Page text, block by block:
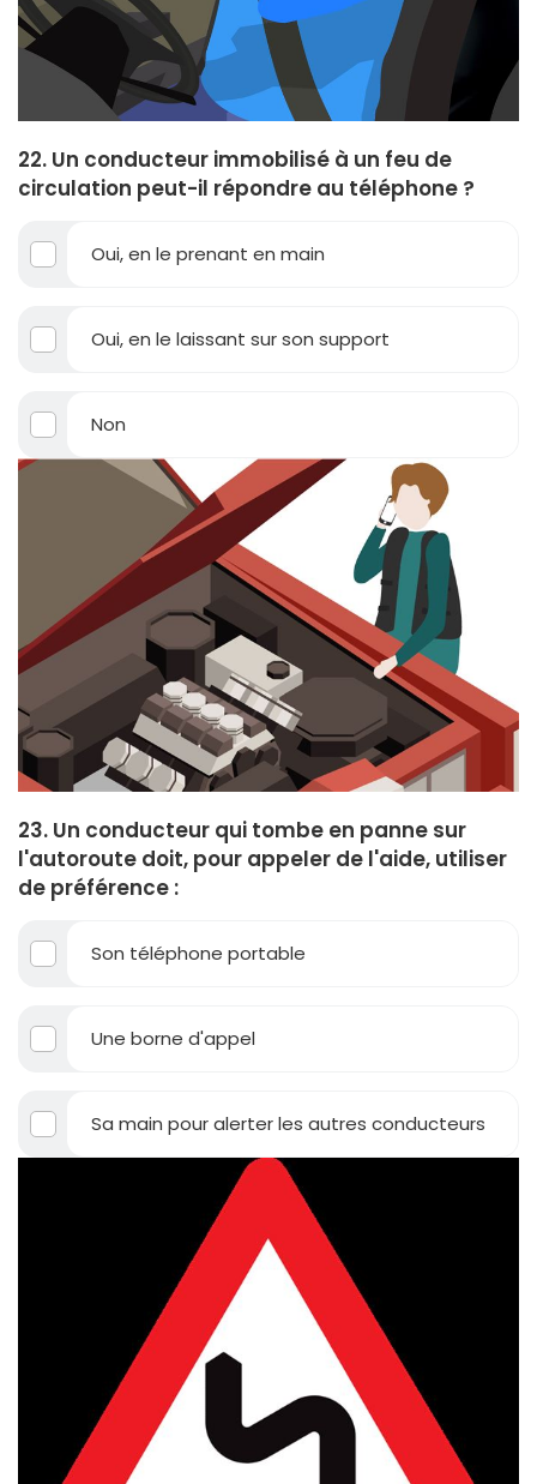
22. Un conducteur immobilisé à un feu de
circulation peut-il répondre au téléphone ?
Oui, en le prenant en main
Oui, en le laissant sur son support
Non
23. Un conducteur qui tombe en panne sur
l'autoroute doit, pour appeler de l'aide, utiliser
de préférence :
Son téléphone portable
Une borne d'appel
Sa main pour alerter les autres conducteurs